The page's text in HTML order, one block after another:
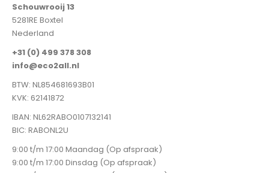
Schouwrooij 13
5281RE Boxtel
Nederland
+31 (0) 499 378 308
info@eco2all.nl
BTW: NL854681693B01
KVK: 62141872
IBAN: NL62RABO0107132141
BIC: RABONL2U
9:00 t/m 17:00 Maandag (Op afspraak)
9:00 t/m 17:00 Dinsdag (Op afspraak)